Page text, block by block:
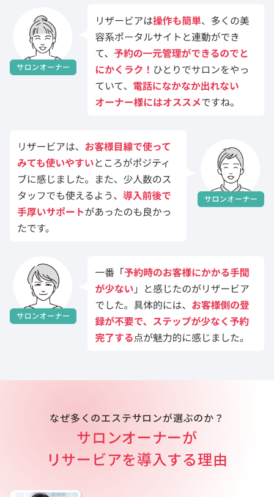
なぜ多くのエステサロンが選ぶのか？
サロンオーナーが
リサービアを導入する理由